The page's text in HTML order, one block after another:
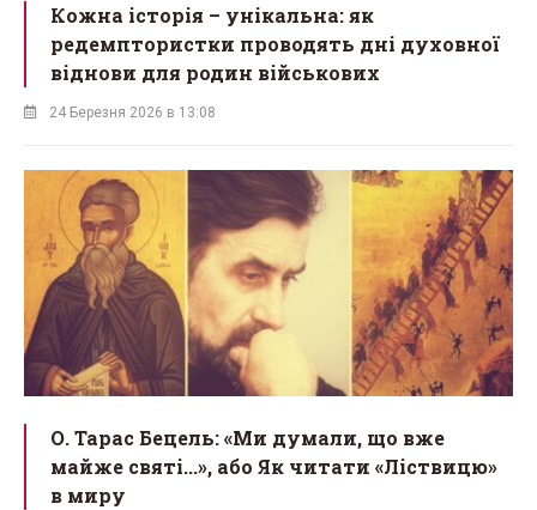
Кожна історія – унікальна: як
редемптористки проводять дні духовної
віднови для родин військових
24 Березня 2026 в 13:08
О. Тарас Бецель: «Ми думали, що вже
майже святі...», або Як читати «Ліствицю»
в миру